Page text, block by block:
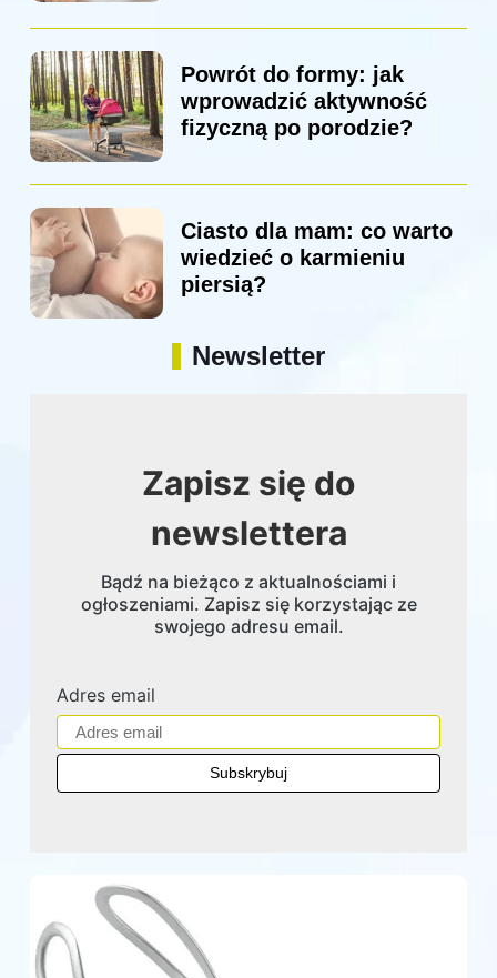
Powrót do formy: jak
wprowadzić aktywność
fizyczną po porodzie?
Ciasto dla mam: co warto
wiedzieć o karmieniu
piersią?
Newsletter
Zapisz się do
newslettera
Bądź na bieżąco z aktualnościami i
ogłoszeniami. Zapisz się korzystając ze
swojego adresu email.
Adres email